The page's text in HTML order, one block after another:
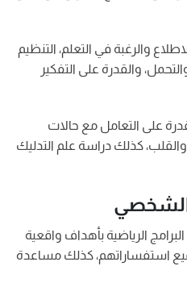
والرغبة في التعلم، التنظيم
والقدرة على التفكير
على التعامل مع حالات
كذلك دراسة علم التدليك
الشخصي
الرياضية بأهداف واقعية
استفساراتهم، كذلك مساعدة